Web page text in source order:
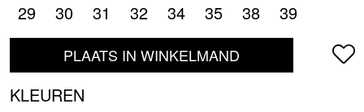
29 30 31 32 34 35 38 39
PLAATS IN WINKELMAND
KLEUREN